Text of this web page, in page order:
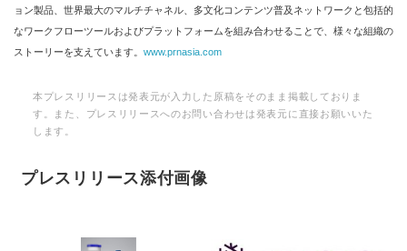
ョン製品、世界最大のマルチチャネル、多文化コンテンツ普及ネットワークと包括的
なワークフローツールおよびプラットフォームを組み合わせることで、様々な組織の
ストーリーを支えています。 www.prnasia.com
本プレスリリースは発表元が入力した原稿をそのまま掲載しておりま
す。また、プレスリリースへのお問い合わせは発表元に直接お願いいた
します。
プレスリリース添付画像